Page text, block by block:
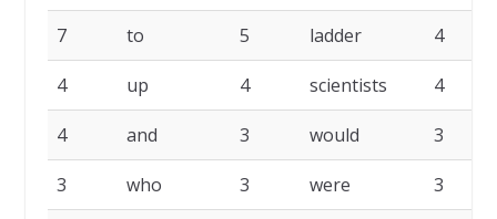
7 to 5 ladder 4
4 up 4 scientists 4
4 and 3 would 3
3 who 3 were 3